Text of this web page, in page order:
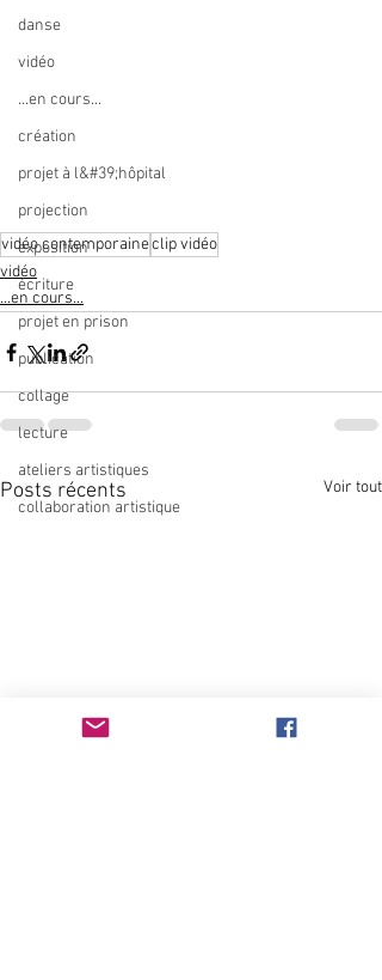
danse
vidéo
...en cours...
création
projet à l&#39;hôpital
projection
exposition
écriture
projet en prison
publication
collage
lecture
ateliers artistiques
collaboration artistique
vidéo contemporaineclip vidéo
vidéo
...en cours...
Posts récents Voir tout